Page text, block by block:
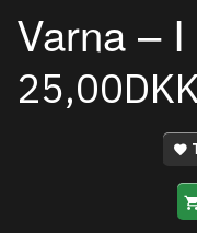
Varna –